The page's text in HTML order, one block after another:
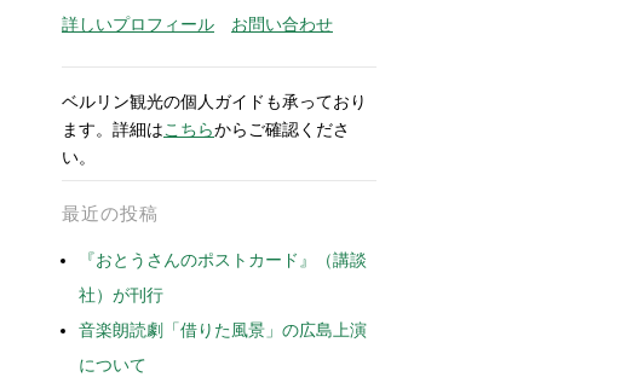
詳しいプロフィール お問い合わせ
ベルリン観光の個人ガイドも承っており
ます。詳細はこちらからご確認くださ
い。
最近の投稿
『おとうさんのポストカード』（講談
社）が刊行
音楽朗読劇「借りた風景」の広島上演
について